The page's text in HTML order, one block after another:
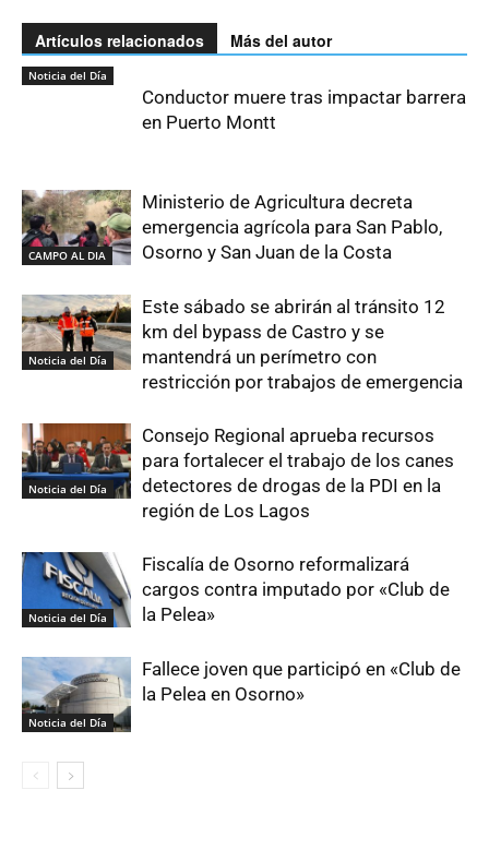
Artículos relacionados Más del autor
Noticia del Día
Conductor muere tras impactar barrera
en Puerto Montt
CAMPO AL DIA
Ministerio de Agricultura decreta
emergencia agrícola para San Pablo,
Osorno y San Juan de la Costa
Noticia del Día
Este sábado se abrirán al tránsito 12
km del bypass de Castro y se
mantendrá un perímetro con
restricción por trabajos de emergencia
Noticia del Día
Consejo Regional aprueba recursos
para fortalecer el trabajo de los canes
detectores de drogas de la PDI en la
región de Los Lagos
Noticia del Día
Fiscalía de Osorno reformalizará
cargos contra imputado por «Club de
la Pelea»
Noticia del Día
Fallece joven que participó en «Club de
la Pelea en Osorno»